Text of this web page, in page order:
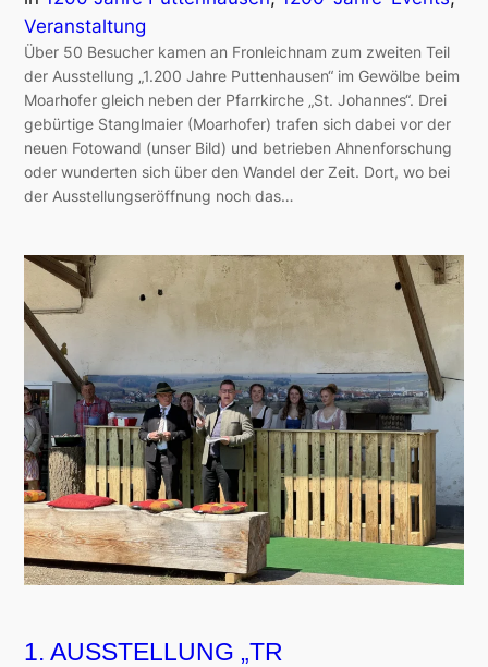
Veranstaltung
Über 50 Besucher kamen an Fronleichnam zum zweiten Teil
der Ausstellung „1.200 Jahre Puttenhausen“ im Gewölbe beim
Moarhofer gleich neben der Pfarrkirche „St. Johannes“. Drei
gebürtige Stanglmaier (Moarhofer) trafen sich dabei vor der
neuen Fotowand (unser Bild) und betrieben Ahnenforschung
oder wunderten sich über den Wandel der Zeit. Dort, wo bei
der Ausstellungseröffnung noch das…
1. AUSSTELLUNG „TR